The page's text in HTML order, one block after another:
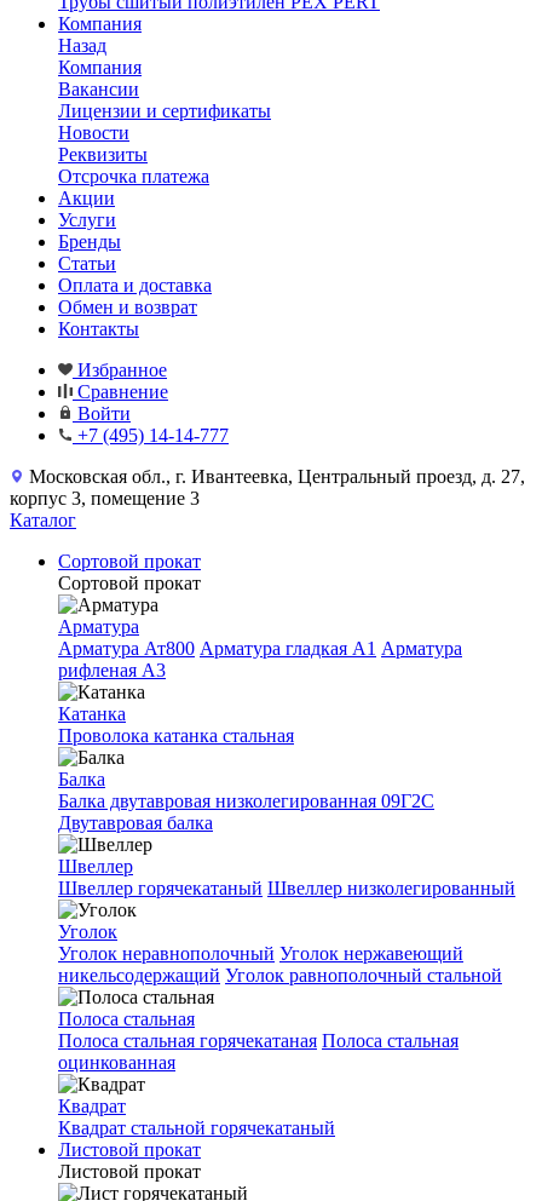
Компания
Назад
Компания
Вакансии
Лицензии и сертификаты
Новости
Реквизиты
Отсрочка платежа
Акции
Услуги
Бренды
Статьи
Оплата и доставка
Обмен и возврат
Контакты
Избранное
Сравнение
Войти
+7 (495) 14-14-777
Московская обл., г. Ивантеевка, Центральный проезд, д. 27,
корпус 3, помещение 3
Каталог
Сортовой прокат
Сортовой прокат
Арматура
Арматура Ат800 Арматура гладкая A1 Арматура
рифленая A3
Катанка
Проволока катанка стальная
Балка
Балка двутавровая низколегированная 09Г2С
Двутавровая балка
Швеллер
Швеллер горячекатаный Швеллер низколегированный
Уголок
Уголок неравнополочный Уголок нержавеющий
никельсодержащий Уголок равнополочный стальной
Полоса стальная
Полоса стальная горячекатаная Полоса стальная
оцинкованная
Квадрат
Квадрат стальной горячекатаный
Листовой прокат
Листовой прокат